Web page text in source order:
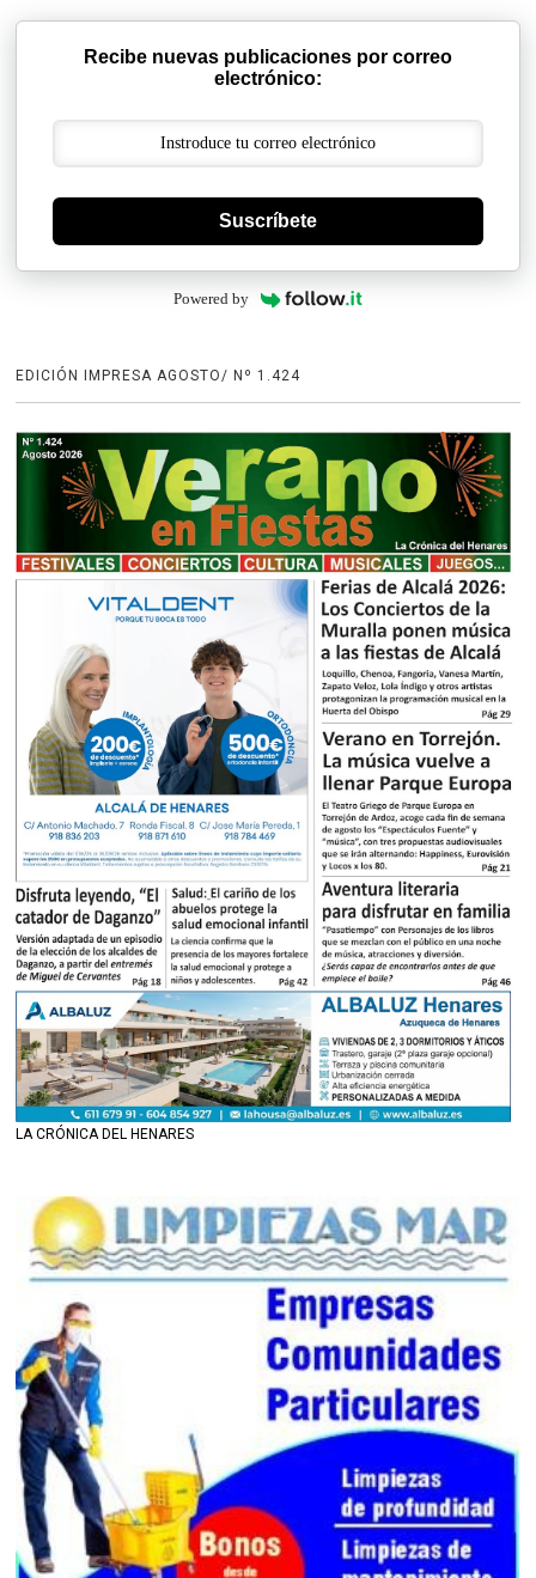
Recibe nuevas publicaciones por correo
electrónico:
Suscríbete
Powered by
EDICIÓN IMPRESA AGOSTO/ Nº 1.424
LA CRÓNICA DEL HENARES